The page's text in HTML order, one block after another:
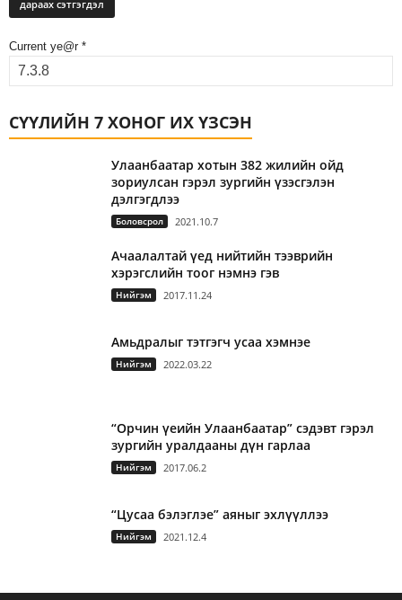
Current ye@r *
СҮҮЛИЙН 7 ХОНОГ ИХ ҮЗСЭН
Улаанбаатар хотын 382 жилийн ойд
зориулсан гэрэл зургийн үзэсгэлэн
дэлгэгдлээ
Боловсрол 2021.10.7
Ачаалалтай үед нийтийн тээврийн
хэрэгслийн тоог нэмнэ гэв
Нийгэм 2017.11.24
Амьдралыг тэтгэгч усаа хэмнэе
Нийгэм 2022.03.22
“Орчин үеийн Улаанбаатар” сэдэвт гэрэл
зургийн уралдааны дүн гарлаа
Нийгэм 2017.06.2
“Цусаа бэлэглэе” аяныг эхлүүллээ
Нийгэм 2021.12.4